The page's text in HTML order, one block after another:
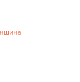
критики
тож